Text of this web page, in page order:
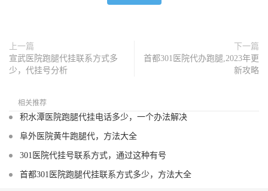
上一篇
宣武医院跑腿代挂联系方式多
少，代挂号分析
下一篇
首都301医院代办跑腿,2023年更
新攻略
相关推荐
积水潭医院跑腿代挂电话多少，一个办法解决
阜外医院黄牛跑腿代，方法大全
301医院代挂号联系方式，通过这种有号
首都301医院跑腿代挂联系方式多少，方法大全